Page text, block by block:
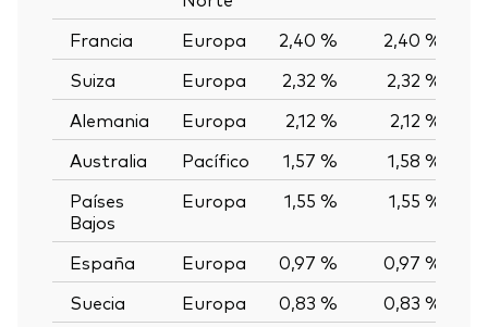
Francia
Europa 2,40 % 2,40 %
Suiza
Europa 2,32 % 2,32 %
Alemania
Europa 2,12 % 2,12 %
Australia
Pacífico 1,57 % 1,58 %
Países
Bajos
Europa 1,55 % 1,55 %
España Europa 0,97 % 0,97 %
Suecia
Europa 0,83 % 0,83 %